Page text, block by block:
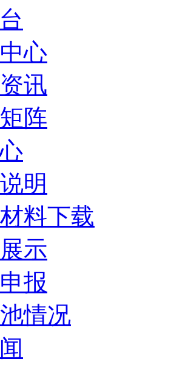
心
讯
阵
明
料下载
示
报
情况